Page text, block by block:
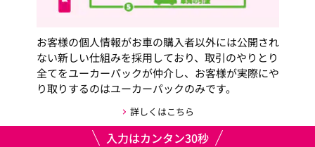
お客様の個人情報がお車の購入者以外には公開され
ない新しい仕組みを採用しており、取引のやりとり
全てをユーカーパックが仲介し、お客様が実際にや
り取りするのはユーカーパックのみです。
詳しくはこちら
入力はカンタン30秒